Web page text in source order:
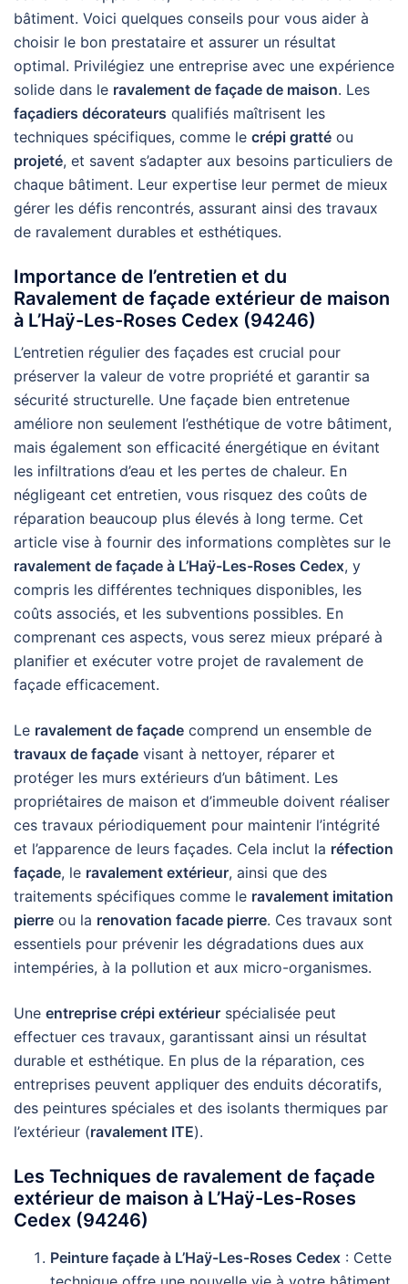
bâtiment. Voici quelques conseils pour vous aider à
choisir le bon prestataire et assurer un résultat
optimal. Privilégiez une entreprise avec une expérience
solide dans le ravalement de façade de maison. Les
façadiers décorateurs qualifiés maîtrisent les
techniques spécifiques, comme le crépi gratté ou
projeté, et savent s’adapter aux besoins particuliers de
chaque bâtiment. Leur expertise leur permet de mieux
gérer les défis rencontrés, assurant ainsi des travaux
de ravalement durables et esthétiques.
Importance de l’entretien et du
Ravalement de façade extérieur de maison
à L’Haÿ-Les-Roses Cedex (94246)
L’entretien régulier des façades est crucial pour
préserver la valeur de votre propriété et garantir sa
sécurité structurelle. Une façade bien entretenue
améliore non seulement l’esthétique de votre bâtiment,
mais également son efficacité énergétique en évitant
les infiltrations d’eau et les pertes de chaleur. En
négligeant cet entretien, vous risquez des coûts de
réparation beaucoup plus élevés à long terme. Cet
article vise à fournir des informations complètes sur le
ravalement de façade à L’Haÿ-Les-Roses Cedex, y
compris les différentes techniques disponibles, les
coûts associés, et les subventions possibles. En
comprenant ces aspects, vous serez mieux préparé à
planifier et exécuter votre projet de ravalement de
façade efficacement.
Le ravalement de façade comprend un ensemble de
travaux de façade visant à nettoyer, réparer et
protéger les murs extérieurs d’un bâtiment. Les
propriétaires de maison et d’immeuble doivent réaliser
ces travaux périodiquement pour maintenir l’intégrité
et l’apparence de leurs façades. Cela inclut la réfection
façade, le ravalement extérieur, ainsi que des
traitements spécifiques comme le ravalement imitation
pierre ou la renovation facade pierre. Ces travaux sont
essentiels pour prévenir les dégradations dues aux
intempéries, à la pollution et aux micro-organismes.
Une entreprise crépi extérieur spécialisée peut
effectuer ces travaux, garantissant ainsi un résultat
durable et esthétique. En plus de la réparation, ces
entreprises peuvent appliquer des enduits décoratifs,
des peintures spéciales et des isolants thermiques par
l’extérieur (ravalement ITE).
Les Techniques de ravalement de façade
extérieur de maison à L’Haÿ-Les-Roses
Cedex (94246)
Peinture façade à L’Haÿ-Les-Roses Cedex : Cette